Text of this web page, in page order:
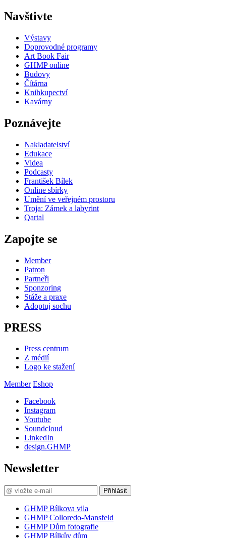
Navštivte
Výstavy
Doprovodné programy
Art Book Fair
GHMP online
Budovy
Čítárna
Knihkupectví
Kavárny
Poznávejte
Nakladatelství
Edukace
Videa
Podcasty
František Bílek
Online sbírky
Umění ve veřejném prostoru
Troja: Zámek a labyrint
Qartal
Zapojte se
Member
Patron
Partneři
Sponzoring
Stáže a praxe
Adoptuj sochu
PRESS
Press centrum
Z médií
Logo ke stažení
Member Eshop
Facebook
Instagram
Youtube
Soundcloud
LinkedIn
design.GHMP
Newsletter
Přihlásit
GHMP Bílkova vila
GHMP Colloredo-Mansfeld
GHMP Dům fotografie
GHMP Bílkův dům